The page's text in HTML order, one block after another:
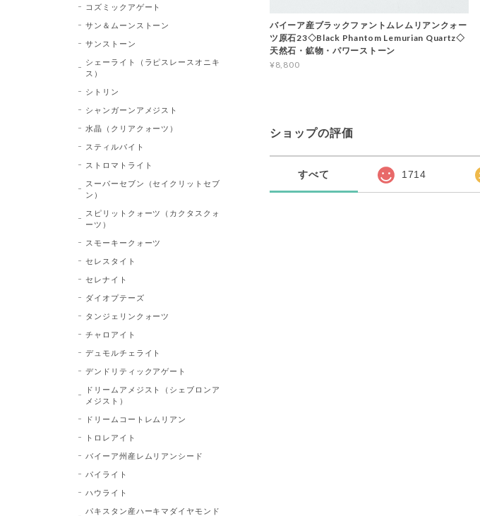
バイーア産ブラックファントムレムリアンクォー
ツ原石23◇Black Phantom Lemurian Quartz◇
天然石・鉱物・パワーストーン
¥8,800
ショップの評価
すべて 1714
コズミックアゲート
サン＆ムーンストーン
サンストーン
シェーライト（ラピスレースオニキ
ス）
シトリン
シャンガーンアメジスト
水晶（クリアクォーツ）
スティルバイト
ストロマトライト
スーパーセブン（セイクリットセブ
ン）
スピリットクォーツ（カクタスクォ
ーツ）
スモーキークォーツ
セレスタイト
セレナイト
ダイオプテーズ
タンジェリンクォーツ
チャロアイト
デュモルチェライト
デンドリティックアゲート
ドリームアメジスト（シェブロンア
メジスト）
ドリームコートレムリアン
トロレアイト
バイーア州産レムリアンシード
パイライト
ハウライト
パキスタン産ハーキマダイヤモンド